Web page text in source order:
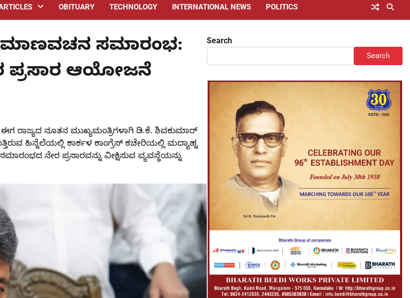
OBITUARY TECHNOLOGY INTERNATIONAL NEWS POLITICS
ಸಮಾರಂಭ:
ಪ್ರಸಾರ ಆಯೋಜನೆ
ರಾಜ್ಯದ ನೂತನ ಮುಖ್ಯಮಂತ್ರಿಗಳಾಗಿ ಡಿ.ಕೆ. ಶಿವಕುಮಾರ್
ಹಿನ್ನೆಲೆಯಲ್ಲಿ ಕಾರ್ಕಳ ಕಾಂಗ್ರೆಸ್ ಕಚೇರಿಯಲ್ಲಿ ಮದ್ಯಾಹ್ನ
ನೇರ ಪ್ರಸಾರವನ್ನು ವೀಕ್ಷಿಸುವ ವ್ಯವಸ್ಥೆಯನ್ನು
Search
Search